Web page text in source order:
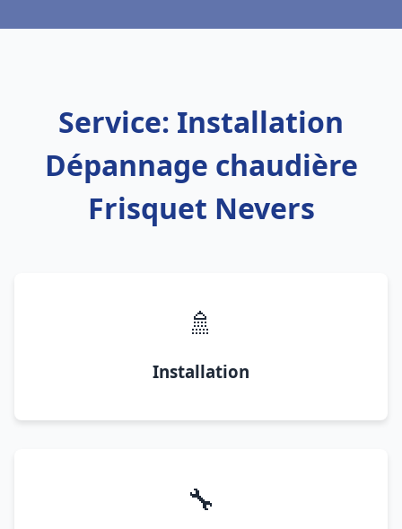
Service: Installation
Dépannage chaudière
Frisquet Nevers
🚿
Installation
🔧